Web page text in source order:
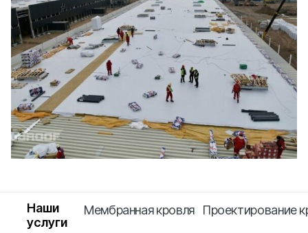
Наши
услуги
Мембранная кровля Проектирование